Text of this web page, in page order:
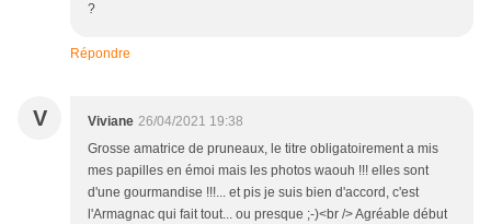
?
Répondre
V Viviane 26/04/2021 19:38
Grosse amatrice de pruneaux, le titre obligatoirement a mis
mes papilles en émoi mais les photos waouh !!! elles sont
d'une gourmandise !!!... et pis je suis bien d'accord, c'est
l'Armagnac qui fait tout... ou presque ;-)<br /> Agréable début